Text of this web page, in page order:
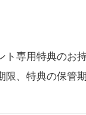
ト専用特典のお
限、特典の保管